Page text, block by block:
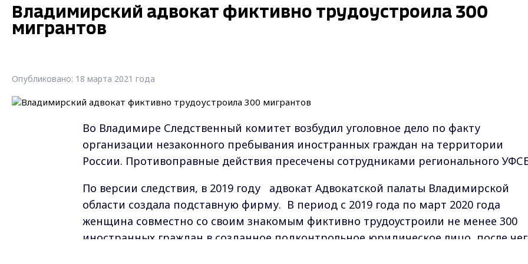
Владимирский адвокат фиктивно трудоустроила 300
мигрантов
Опубликовано: 18 марта 2021 года
Во Владимире Следственный комитет возбудил уголовное дело по факту
организации незаконного пребывания иностранных граждан на территории
России. Противоправные действия пресечены сотрудниками регионального
По версии следствия, в 2019 году адвокат Адвокатской палаты Владимирской
области создала подставную фирму. В период с 2019 года по март 2020 года
женщина совместно со своим знакомым фиктивно трудоустроили не менее 300
иностранных граждан в созданное подконтрольное юридическое лицо, после